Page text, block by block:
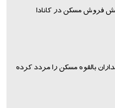
فروش مسکن در کانادا
بالقوه مسکن را مردد کرده